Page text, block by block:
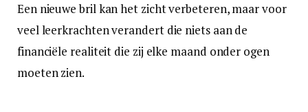
Een nieuwe bril kan het zicht verbeteren, maar voor
veel leerkrachten verandert die niets aan de
financiële realiteit die zij elke maand onder ogen
moeten zien.